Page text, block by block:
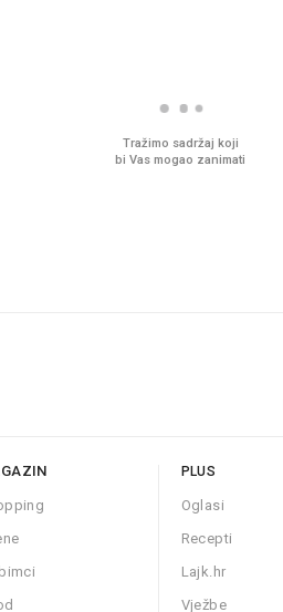
Tražimo sadržaj koji
bi Vas mogao zanimati
PLUS
Oglasi
Recepti
Lajk.hr
Vježbe